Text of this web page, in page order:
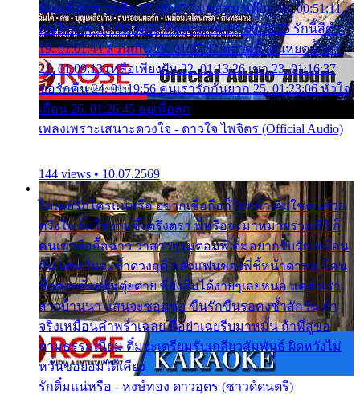
ฉันแล้วจงตายเสีย 15. 00:47:24 ขอสูมาเต๊อะ 16. 00:51:11
คนใจมาร 17. 00:54:50 คืนทรมาน 18. 00:58:25 รักนี้สีดำ
19. 01:01:44 ส่วนเกิน 20. 01:05:42 หยาดน้ำฝนหยดน้ำตา
21. 01:09:13 เหลือเพียงฝัน 22. 01:13:26 เขา 23. 01:16:37
ขอรักคืน 24. 01:19:56 คนเรารักกันยาก 25. 01:23:06 หัวใจ
เถื่อน 26. 01:26:45 อยู่เพื่อลูก
เพลงเพราะเสนาะดวงใจ - ดาวใจ ไพจิตร (Official Audio)
144 views • 10.07.2569
ไม่เคยรักใครแน่หรือ อยากเชื่อถือก็ไม่กล้า ติ๋มใช่คนสวย
ตรึงใจ ติ๋มใช่งามซึ้งตรึงตรา พี่หรือจะมาหมายร่วมชีวี ก็
คนเขาลืออื้อฉาว ว่าสาวๆรุมตอมพี่ ติ๋มอยากรับรักเหมือน
กัน แต่หวั่นจะช้ำดวงฤดี กลัวแฟนของพี่ชี้หน้าด่าทอ ก็คน
ชื่อต๋อยต้อยตุ้มตุ๋ยต่าย พี่ยังลืมได้ง่ายๆเลยหนอ แค่ตัวเรา
สาวบ้านนา แสนจะซอมซ่อ ขืนรักขืนรอคงช้ำสักวัน ถ้า
จริงเหมือนคำพร่ำเฉลย พี่อย่าเฉยรีบมาหมั้น ถ้าพี่สู่ขอ
ตามธรรมเนียม ติ๋มจะเตรียมรับเกลียวสัมพันธ์ ผิดหวังไม่
หวั่นขอยอมได้เคียง
รักติ๋มแน่หรือ - หงษ์ทอง ดาวอุดร (ซาวด์ดนตรี)